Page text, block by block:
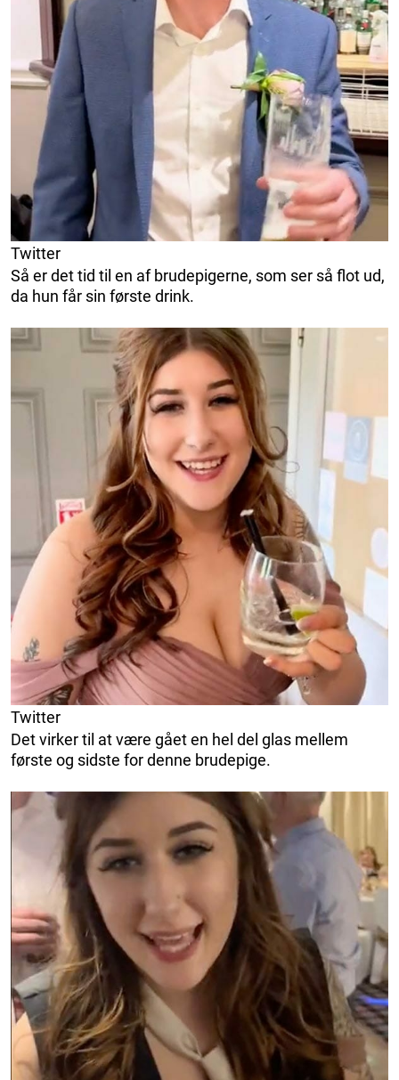
Twitter
Så er det tid til en af ​​brudepigerne, som ser så flot ud,
da hun får sin første drink.
Twitter
Det virker til at være gået en hel del glas mellem
første og sidste for denne brudepige.